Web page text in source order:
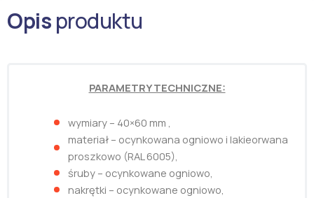
Opisproduktu
PARAMETRY TECHNICZNE:
wymiary – 40×60 mm ,
materiał – ocynkowana ogniowo i lakieorwana
proszkowo (RAL 6005),
śruby – ocynkowane ogniowo,
nakrętki – ocynkowane ogniowo,